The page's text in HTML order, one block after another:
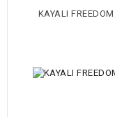
KAYALI